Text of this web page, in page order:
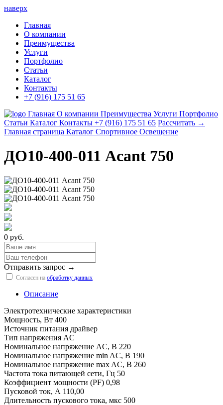
наверх
Главная
О компании
Преимущества
Услуги
Портфолио
Статьи
Каталог
Контакты
+7 (916) 175 51 65
Главная О компании Преимущества Услуги Портфолио
Статьи Каталог Контакты +7 (916) 175 51 65 Рассчитать →
Главная страница Каталог Спортивное Освещение
ДО10-400-011 Acant 750
0 руб.
Отправить запрос →
Согласен на обработку данных
Описание
Электротехнические характеристики
Мощность, Вт 400
Источник питания драйвер
Тип напряжения AC
Номинальное напряжение AC, В 220
Номинальное напряжение min AC, В 190
Номинальное напряжение max AC, В 260
Частота тока питающей сети, Гц 50
Коэффициент мощности (PF) 0,98
Пусковой ток, А 110,00
Длительность пускового тока, мкс 500